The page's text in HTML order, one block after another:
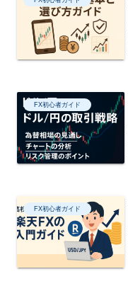
FX初心者ガイド
FX初心者ガイド